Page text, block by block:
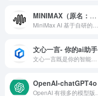
MINIMAX（原名：海螺问问）
文心一言- 你的ai助手
OpenAI-chatGPT4o